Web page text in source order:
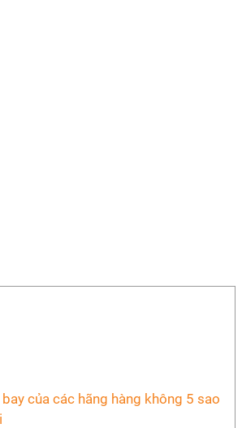
của các hãng hàng không 5 sao